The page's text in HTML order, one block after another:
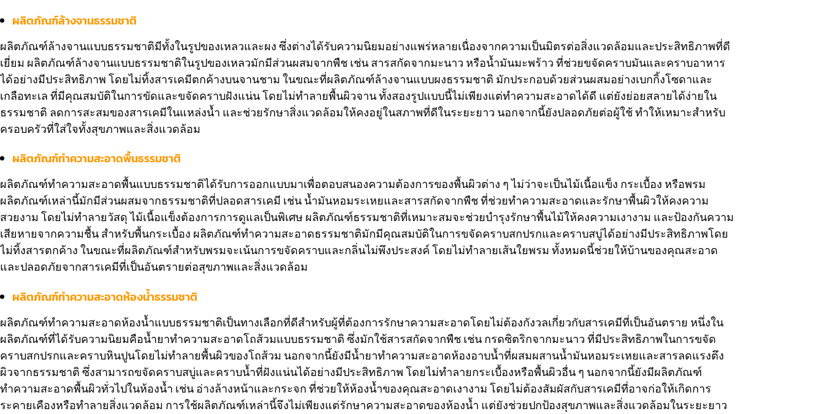
ผลิตภัณฑ์ล้างจานธรรมชาติ
ผลิตภัณฑ์ล้างจานแบบธรรมชาติมีทั้งในรูปของเหลวและผง ซึ่งต่างได้รับความนิยมอย่างแพร่หลายเนื่องจากความเป็นมิตรต่อสิ่งแวดล้อมและประสิทธิภาพที่ดี
เยี่ยม ผลิตภัณฑ์ล้างจานแบบธรรมชาติในรูปของเหลวมักมีส่วนผสมจากพืช เช่น สารสกัดจากมะนาว หรือน้ำมันมะพร้าว ที่ช่วยขจัดคราบมันและคราบอาหาร
ได้อย่างมีประสิทธิภาพ โดยไม่ทิ้งสารเคมีตกค้างบนจานชาม ในขณะที่ผลิตภัณฑ์ล้างจานแบบผงธรรมชาติ มักประกอบด้วยส่วนผสมอย่างเบกกิ้งโซดาและ
เกลือทะเล ที่มีคุณสมบัติในการขัดและขจัดคราบฝังแน่น โดยไม่ทำลายพื้นผิวจาน ทั้งสองรูปแบบนี้ไม่เพียงแต่ทำความสะอาดได้ดี แต่ยังย่อยสลายได้ง่ายใน
ธรรมชาติ ลดการสะสมของสารเคมีในแหล่งน้ำ และช่วยรักษาสิ่งแวดล้อมให้คงอยู่ในสภาพที่ดีในระยะยาว นอกจากนี้ยังปลอดภัยต่อผู้ใช้ ทำให้เหมาะสำหรับ
ครอบครัวที่ใส่ใจทั้งสุขภาพและสิ่งแวดล้อม
ผลิตภัณฑ์ทำความสะอาดพื้นธรรมชาติ
ผลิตภัณฑ์ทำความสะอาดพื้นแบบธรรมชาติได้รับการออกแบบมาเพื่อตอบสนองความต้องการของพื้นผิวต่าง ๆ ไม่ว่าจะเป็นไม้เนื้อแข็ง กระเบื้อง หรือพรม
ผลิตภัณฑ์เหล่านี้มักมีส่วนผสมจากธรรมชาติที่ปลอดสารเคมี เช่น น้ำมันหอมระเหยและสารสกัดจากพืช ที่ช่วยทำความสะอาดและรักษาพื้นผิวให้คงความ
สวยงาม โดยไม่ทำลายวัสดุ ไม้เนื้อแข็งต้องการการดูแลเป็นพิเศษ ผลิตภัณฑ์ธรรมชาติที่เหมาะสมจะช่วยบำรุงรักษาพื้นไม้ให้คงความเงางาม และป้องกันความ
เสียหายจากความชื้น สำหรับพื้นกระเบื้อง ผลิตภัณฑ์ทำความสะอาดธรรมชาติมักมีคุณสมบัติในการขจัดคราบสกปรกและคราบสบู่ได้อย่างมีประสิทธิภาพโดย
ไม่ทิ้งสารตกค้าง ในขณะที่ผลิตภัณฑ์สำหรับพรมจะเน้นการขจัดคราบและกลิ่นไม่พึงประสงค์ โดยไม่ทำลายเส้นใยพรม ทั้งหมดนี้ช่วยให้บ้านของคุณสะอาด
และปลอดภัยจากสารเคมีที่เป็นอันตรายต่อสุขภาพและสิ่งแวดล้อม
ผลิตภัณฑ์ทำความสะอาดห้องน้ำธรรมชาติ
ผลิตภัณฑ์ทำความสะอาดห้องน้ำแบบธรรมชาติเป็นทางเลือกที่ดีสำหรับผู้ที่ต้องการรักษาความสะอาดโดยไม่ต้องกังวลเกี่ยวกับสารเคมีที่เป็นอันตราย หนึ่งใน
ผลิตภัณฑ์ที่ได้รับความนิยมคือน้ำยาทำความสะอาดโถส้วมแบบธรรมชาติ ซึ่งมักใช้สารสกัดจากพืช เช่น กรดซิตริกจากมะนาว ที่มีประสิทธิภาพในการขจัด
คราบสกปรกและคราบหินปูนโดยไม่ทำลายพื้นผิวของโถส้วม นอกจากนี้ยังมีน้ำยาทำความสะอาดห้องอาบน้ำที่ผสมผสานน้ำมันหอมระเหยและสารลดแรงตึง
ผิวจากธรรมชาติ ซึ่งสามารถขจัดคราบสบู่และคราบน้ำที่ฝังแน่นได้อย่างมีประสิทธิภาพ โดยไม่ทำลายกระเบื้องหรือพื้นผิวอื่น ๆ นอกจากนี้ยังมีผลิตภัณฑ์
ทำความสะอาดพื้นผิวทั่วไปในห้องน้ำ เช่น อ่างล้างหน้าและกระจก ที่ช่วยให้ห้องน้ำของคุณสะอาดเงางาม โดยไม่ต้องสัมผัสกับสารเคมีที่อาจก่อให้เกิดการ
ระคายเคืองหรือทำลายสิ่งแวดล้อม การใช้ผลิตภัณฑ์เหล่านี้จึงไม่เพียงแต่รักษาความสะอาดของห้องน้ำ แต่ยังช่วยปกป้องสุขภาพและสิ่งแวดล้อมในระยะยาว